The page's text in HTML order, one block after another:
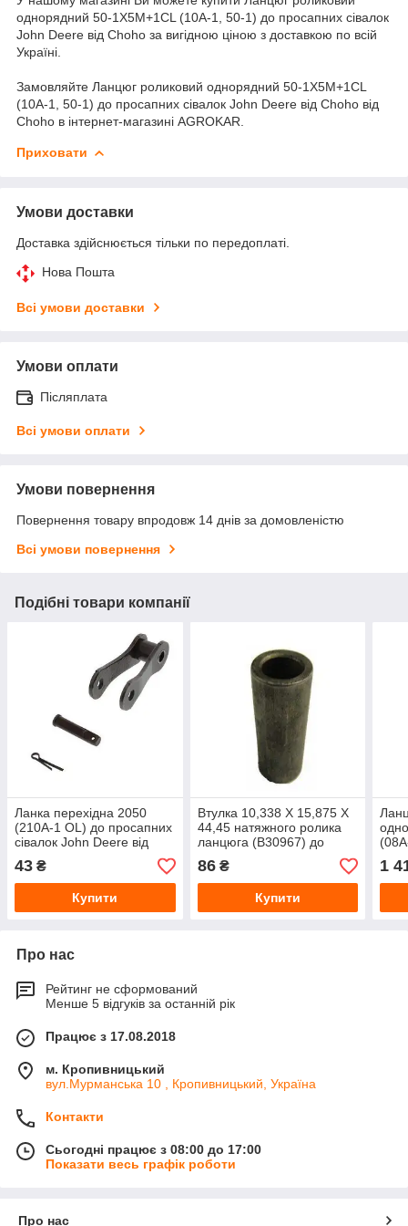
однорядний 50-1X5M+1CL (10A-1, 50-1) до просапних сівалок
John Deere від Choho за вигідною ціною з доставкою по всій
Україні.
Замовляйте Ланцюг роликовий однорядний 50-1X5M+1CL
(10A-1, 50-1) до просапних сівалок John Deere від Choho від
Choho в інтернет-магазині AGROKAR.
Приховати
Умови доставки
Доставка здійснюється тільки по передоплаті.
Нова Пошта
Всі умови доставки
Умови оплати
Післяплата
Всі умови оплати
Умови повернення
Повернення товару впродовж 14 днів за домовленістю
Всі умови повернення
Подібні товари компанії
Ланка перехідна 2050
(210A-1 OL) до просапних
сівалок John Deere від
Choho
43 ₴
Купити
Втулка 10,338 X 15,875 X
44,45 натяжного ролика
ланцюга (B30967) до
просапних сівалок John
Deere від Shoup
86₴
Купити
1
Про нас
Рейтинг не сформований
Менше 5 відгуків за останній рік
Працює з 17.08.2018
м. Кропивницький
вул.Мурманська 10 , Кропивницький, Україна
Контакти
Сьогодні працює з 08:00 до 17:00
Показати весь графік роботи
Про нас